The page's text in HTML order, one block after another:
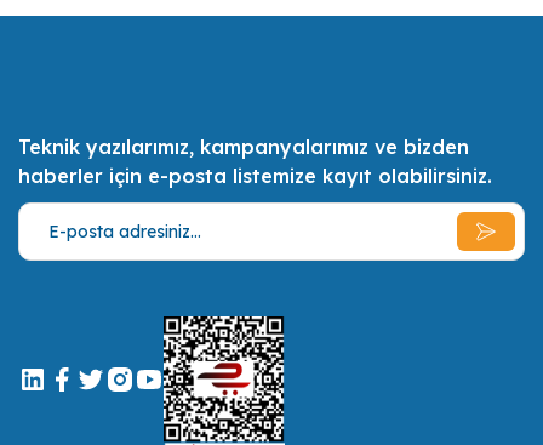
Türkiye bilişim sektörünün ilk 500 bilişim şirketinden biri olan GSL,
uzman sertifikalı mühendis kadrosuyla müşterilerinin ihtiyaçlarını en iyi
şekilde tespit etmek, onlara bu ihtiyaçları doğrultusunda olabilecek en
ekonomik, en kaliteli ve en pratik çözümler ve alternatifler sunmak,
Teknik yazılarımız, kampanyalarımız ve bizden
haberler için e-posta listemize kayıt olabilirsiniz.